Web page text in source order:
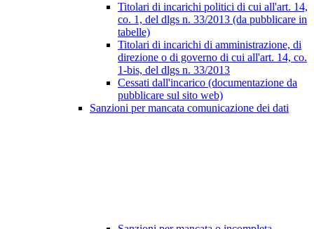
Titolari di incarichi politici di cui all'art. 14,
co. 1, del dlgs n. 33/2013 (da pubblicare in
tabelle)
Titolari di incarichi di amministrazione, di
direzione o di governo di cui all'art. 14, co.
1-bis, del dlgs n. 33/2013
Cessati dall'incarico (documentazione da
pubblicare sul sito web)
Sanzioni per mancata comunicazione dei dati